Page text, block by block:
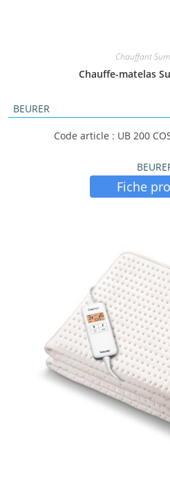
Chauffant
Chauffe-matelas
BEURER
Code article : UB 200
Fiche